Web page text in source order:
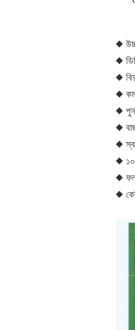
◆
◆
◆
◆ কম
◆
◆
◆
◆ ১০
◆
◆